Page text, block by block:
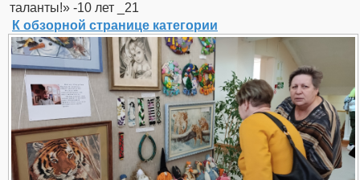
таланты!» -10 лет _21
К обзорной странице категории